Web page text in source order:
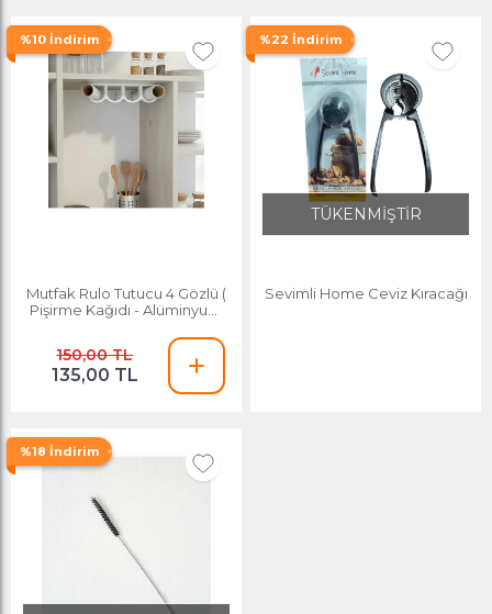
%10 İndirim
Mutfak Rulo Tutucu 4 Gözlü (
Pişirme Kağıdı - Alüminyum
150,00 TL
135,00 TL
%22 İndirim
TÜKENMİŞTİR
Sevimli Home Ceviz Kıracağı
%18 İndirim